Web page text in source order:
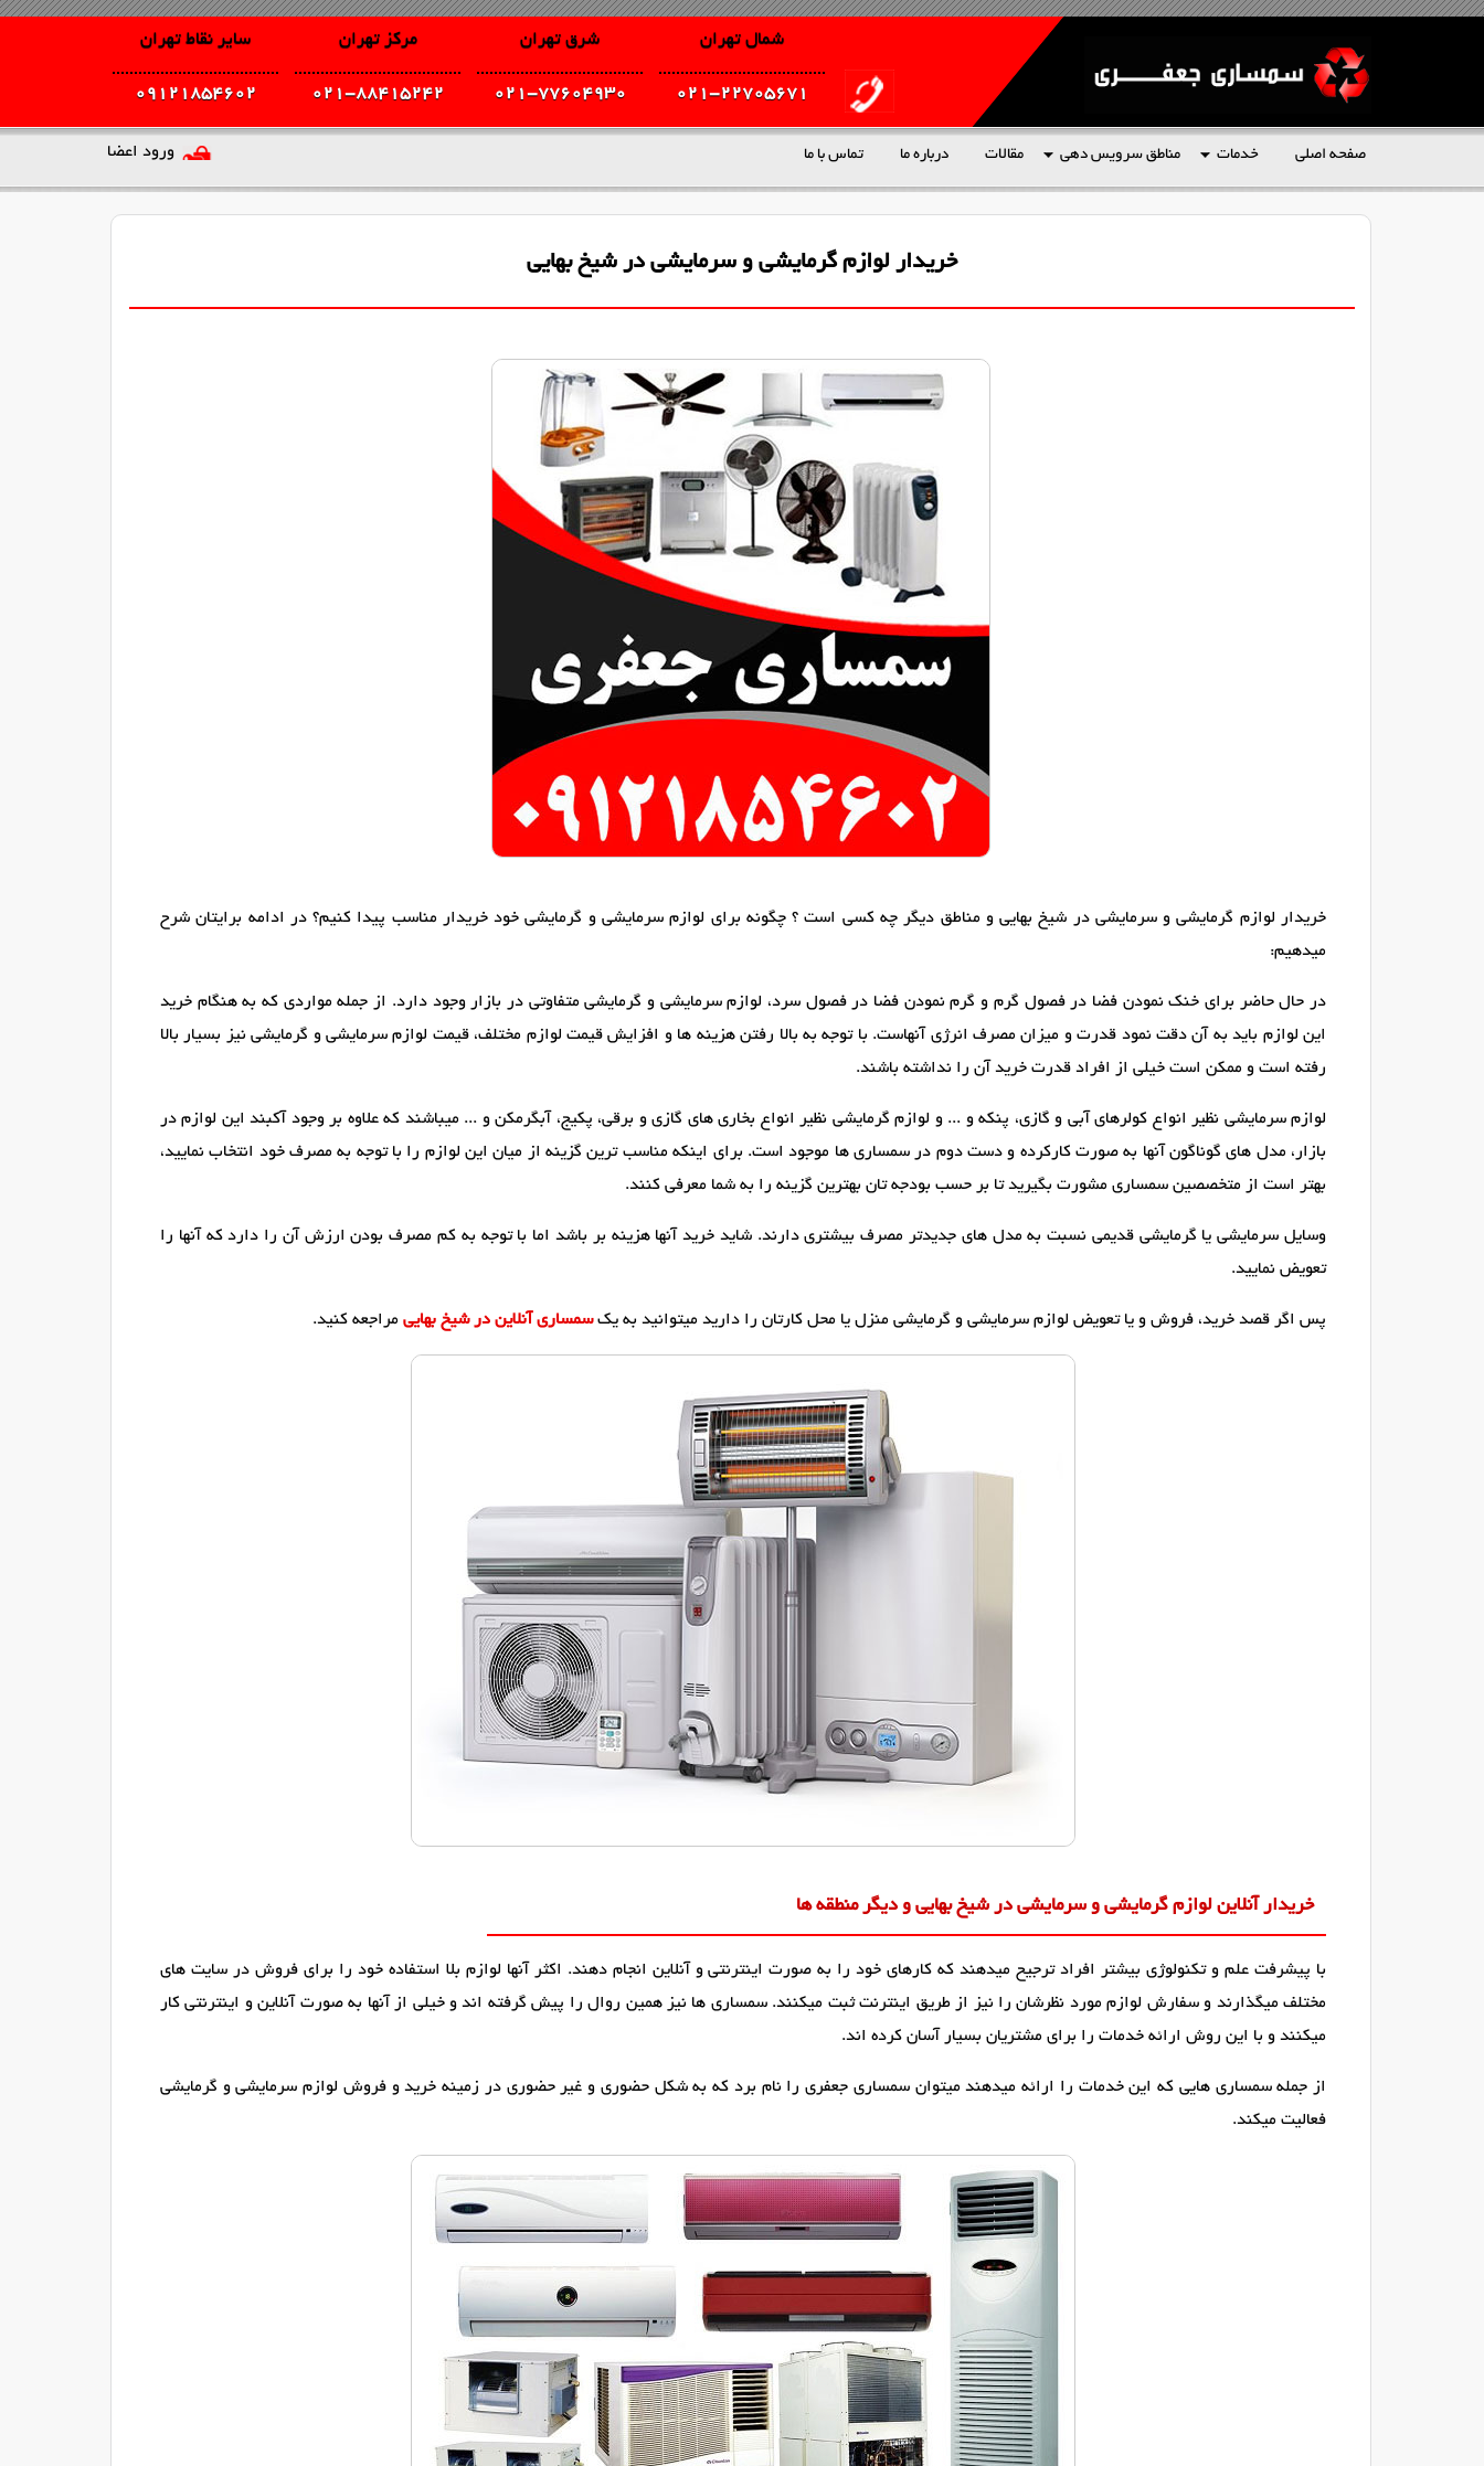
سایر نقاط تهران
09121854602
مرکز تهران
021-88415242
شرق تهران
021-77604930
شمال تهران
021-22705671
صفحه اصلی خدمات مناطق سرویس دهی مقالات درباره ما تماس با ما ورود اعضا
خریدار لوازم گرمایشی و سرمایشی در شیخ بهایی
خریدار لوازم گرمایشی و سرمایشی در شیخ بهایی و مناطق دیگر چه کسی است ؟ چگونه برای لوازم سرمایشی و گرمایشی خود خریدار مناسب پیدا کنیم؟ در ادامه برایتان شرح
میدهیم:
در حال حاضر برای خنک نمودن فضا در فصول گرم و گرم نمودن فضا در فصول سرد، لوازم سرمایشی و گرمایشی متفاوتی در بازار وجود دارد. از جمله مواردی که به هنگام خرید
این لوازم باید به آن دقت نمود قدرت و میزان مصرف انرژی آنهاست. با توجه به بالا رفتن هزینه ها و افزایش قیمت لوازم مختلف، قیمت لوازم سرمایشی و گرمایشی نیز بسیار بالا
رفته است و ممکن است خیلی از افراد قدرت خرید آن را نداشته باشند.
لوازم سرمایشی نظیر انواع کولرهای آبی و گازی، پنکه و ... و لوازم گرمایشی نظیر انواع بخاری های گازی و برقی، پکیج، آبگرمکن و ... میباشند که علاوه بر وجود آکبند این لوازم در
بازار، مدل های گوناگون آنها به صورت کارکرده و دست دوم در سمساری ها موجود است. برای اینکه مناسب ترین گزینه از میان این لوازم را با توجه به مصرف خود انتخاب نمایید،
بهتر است از متخصصین سمساری مشورت بگیرید تا بر حسب بودجه تان بهترین گزینه را به شما معرفی کنند.
وسایل سرمایشی یا گرمایشی قدیمی نسبت به مدل های جدیدتر مصرف بیشتری دارند. شاید خرید آنها هزینه بر باشد اما با توجه به کم مصرف بودن ارزش آن را دارد که آنها را
تعویض نمایید.
پس اگر قصد خرید، فروش و یا تعویض لوازم سرمایشی و گرمایشی منزل یا محل کارتان را دارید میتوانید به یکسمساری آنلاین در شیخ بهایی مراجعه کنید.
خریدار آنلاین لوازم گرمایشی و سرمایشی در شیخ بهایی و دیگر منطقه ها
با پیشرفت علم و تکنولوژی بیشتر افراد ترجیح میدهند که کارهای خود را به صورت اینترنتی و آنلاین انجام دهند. اکثر آنها لوازم بلا استفاده خود را برای فروش در سایت های
مختلف میگذارند و سفارش لوازم مورد نظرشان را نیز از طریق اینترنت ثبت میکنند. سمساری ها نیز همین روال را پیش گرفته اند و خیلی از آنها به صورت آنلاین و اینترنتی کار
میکنند و با این روش ارائه خدمات را برای مشتریان بسیار آسان کرده اند.
از جمله سمساری هایی که این خدمات را ارائه میدهند میتوان سمساری جعفری را نام برد که به شکل حضوری و غیر حضوری در زمینه خرید و فروش لوازم سرمایشی و گرمایشی
فعالیت میکند.